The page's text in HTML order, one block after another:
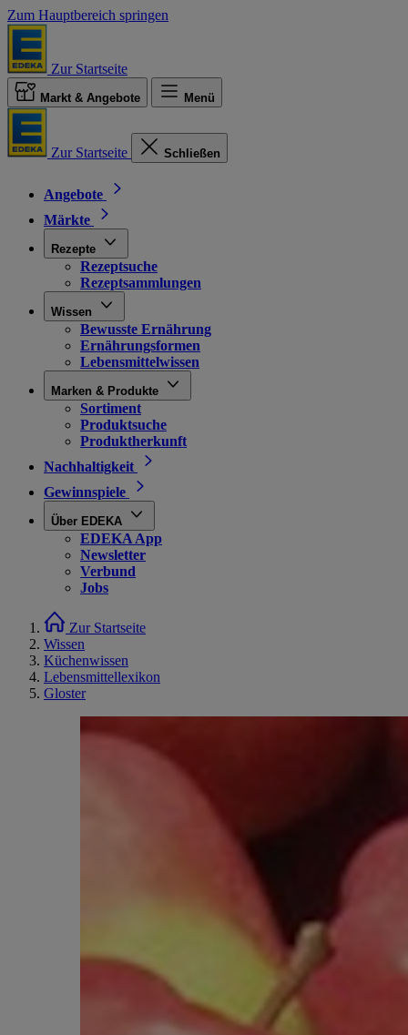
Zum Hauptbereich springen
Zur Startseite
Markt & Angebote Menü
Zur Startseite Schließen
Angebote
Märkte
Rezepte
Rezeptsuche
Rezeptsammlungen
Wissen
Bewusste Ernährung
Ernährungsformen
Lebensmittelwissen
Marken & Produkte
Sortiment
Produktsuche
Produktherkunft
Nachhaltigkeit
Gewinnspiele
Über EDEKA
EDEKA App
Newsletter
Verbund
Jobs
Zur Startseite
Wissen
Küchenwissen
Lebensmittellexikon
Gloster